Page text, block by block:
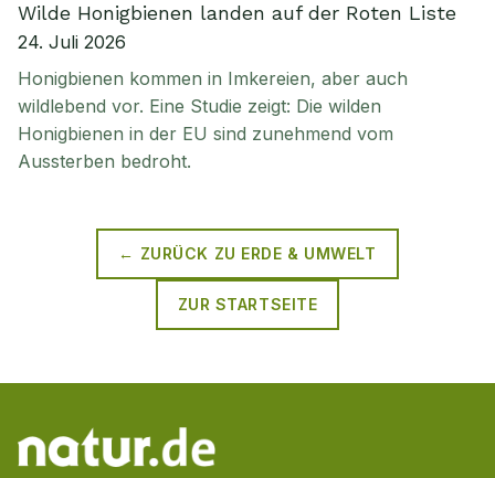
Wilde Honigbienen landen auf der Roten Liste
24. Juli 2026
Honigbienen kommen in Imkereien, aber auch
wildlebend vor. Eine Studie zeigt: Die wilden
Honigbienen in der EU sind zunehmend vom
Aussterben bedroht.
← ZURÜCK ZU ERDE & UMWELT
ZUR STARTSEITE